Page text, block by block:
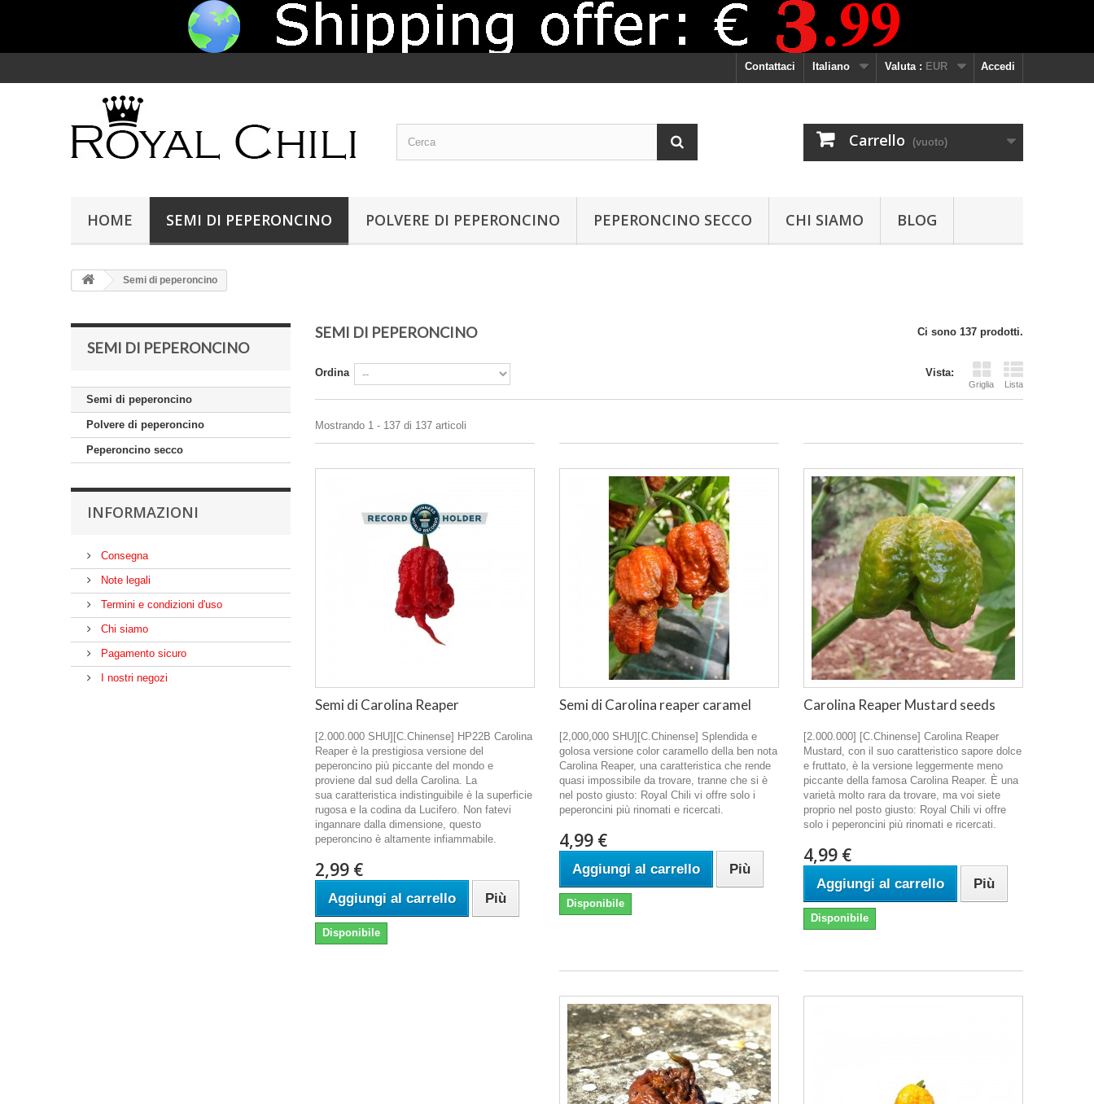
Accedi
Valuta : EUR
Italiano
Contattaci
Carrello (vuoto)
HOME SEMI DI PEPERONCINO POLVERE DI PEPERONCINO PEPERONCINO SECCO CHI SIAMO BLOG
Semi di peperoncino
SEMI DI PEPERONCINO
Semi di peperoncino
Polvere di peperoncino
Peperoncino secco
INFORMAZIONI
Consegna
Note legali
Termini e condizioni d'uso
Chi siamo
Pagamento sicuro
I nostri negozi
SEMI DI PEPERONCINO Ci sono 137 prodotti.
Vista:
Griglia Lista
Ordina
Mostrando 1 - 137 di 137 articoli
Semi di Carolina Reaper
[2.000.000 SHU][C.Chinense] HP22B Carolina
Reaper è la prestigiosa versione del
peperoncino più piccante del mondo e
proviene dal sud della Carolina. La
sua caratteristica indistinguibile è la superficie
rugosa e la codina da Lucifero. Non fatevi
ingannare dalla dimensione, questo
peperoncino è altamente infiammabile.
2,99 €
Aggiungi al carrello Più
Disponibile
Semi di Carolina reaper caramel
[2,000,000 SHU][C.Chinense] Splendida e
golosa versione color caramello della ben nota
Carolina Reaper, una caratteristica che rende
quasi impossibile da trovare, tranne che si è
nel posto giusto: Royal Chili vi offre solo i
peperoncini più rinomati e ricercati.
4,99 €
Aggiungi al carrello Più
Disponibile
Carolina Reaper Mustard seeds
[2.000.000] [C.Chinense] Carolina Reaper
Mustard, con il suo caratteristico sapore dolce
e fruttato, è la versione leggermente meno
piccante della famosa Carolina Reaper. È una
varietà molto rara da trovare, ma voi siete
proprio nel posto giusto: Royal Chili vi offre
solo i peperoncini più rinomati e ricercati.
4,99 €
Aggiungi al carrello Più
Disponibile